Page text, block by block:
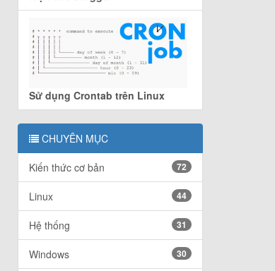
Sử dụng Crontab trên Linux
CHUYÊN MỤC
Kiến thức cơ bản 72
Linux 44
Hệ thống 31
Windows 30